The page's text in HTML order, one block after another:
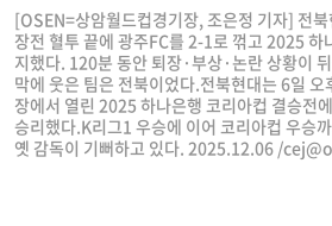
[OSEN=상암월드컵경기장, 조은정 기자] 전
장전 혈투 끝에 광주FC를 2-1로 꺾고 2025 하
지했다. 120분 동안 퇴장·부상·논란 상황이
막에 웃은 팀은 전북이었다.전북현대는 6일
장에서 열린 2025 하나은행 코리아컵 결승전
승리했다.K리그1 우승에 이어 코리아컵 우승
옛 감독이 기뻐하고 있다. 2025.12.06 /